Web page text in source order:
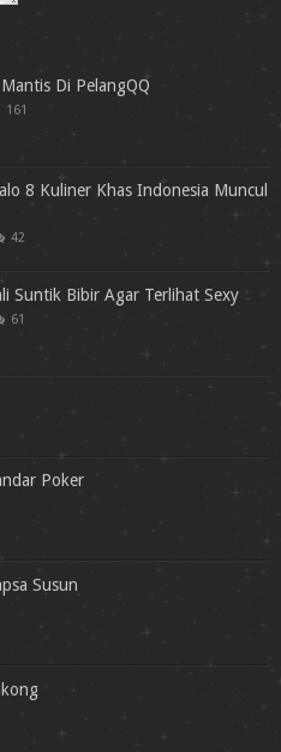
Di PelangQQ
161
8 Kuliner Khas Indonesia Muncul
42
Suntik Bibir Agar Terlihat Sexy
61
Poker
Susun